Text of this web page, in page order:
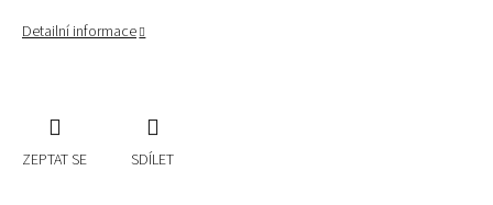
Detailní informace
ZEPTAT SE SDÍLET